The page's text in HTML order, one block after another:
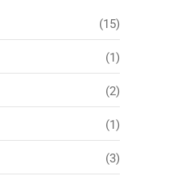
(15)
(1)
(2)
(1)
(3)